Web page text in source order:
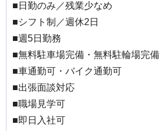
■日勤のみ／残業少なめ
■シフト制／週休2日
■週5日勤務
■無料駐車場完備・無料駐輪場完備
■車通勤可・バイク通勤可
■出張面談対応
■職場見学可
■即日入社可